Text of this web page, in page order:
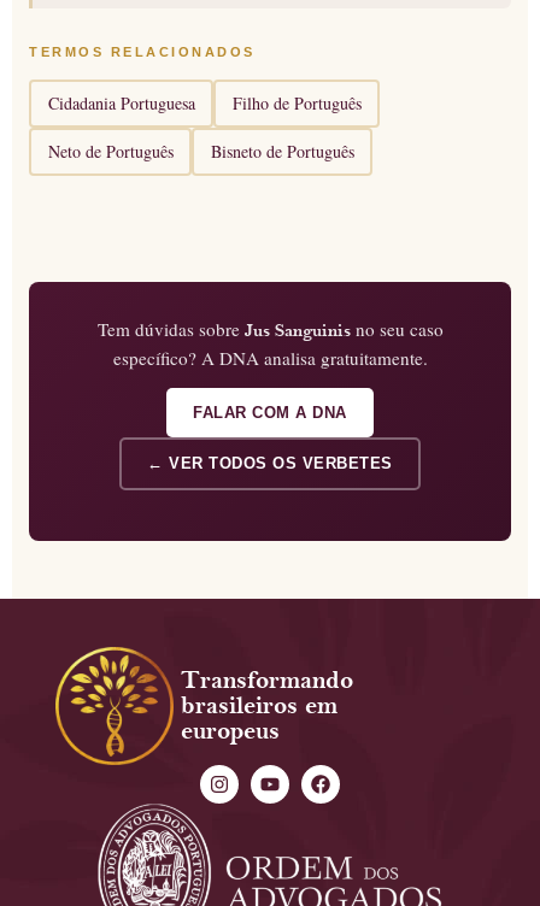
TERMOS RELACIONADOS
Cidadania Portuguesa Filho de Português
Neto de Português Bisneto de Português
Tem dúvidas sobre Jus Sanguinisno seu caso
específico? A DNA analisa gratuitamente.
FALAR COM A DNA
← VER TODOS OS VERBETES
Transformando
brasileiros em
europeus